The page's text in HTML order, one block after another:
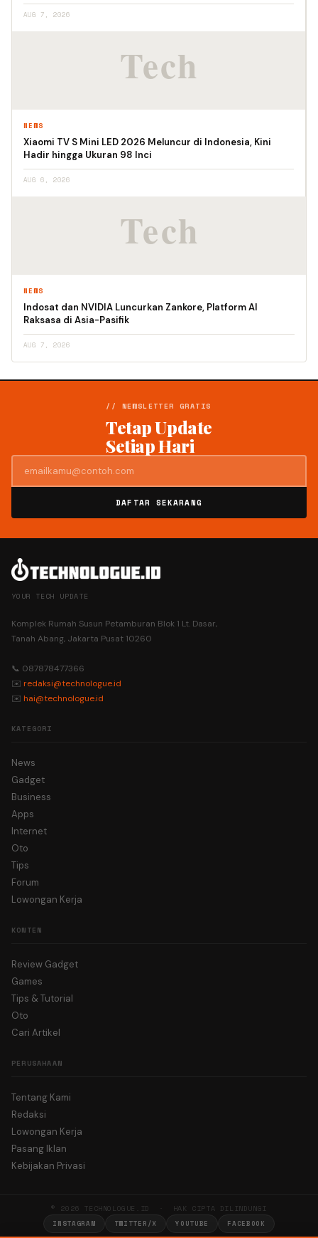
AUG 7, 2026
NEWS
Xiaomi TV S Mini LED 2026 Meluncur di Indonesia, Kini
Hadir hingga Ukuran 98 Inci
AUG 6, 2026
NEWS
Indosat dan NVIDIA Luncurkan Zankore, Platform AI
Raksasa di Asia-Pasifik
AUG 7, 2026
// NEWSLETTER GRATIS
Tetap Update
Setiap Hari
DAFTAR SEKARANG
YOUR TECH UPDATE
Komplek Rumah Susun Petamburan Blok 1 Lt. Dasar,
Tanah Abang, Jakarta Pusat 10260
📞 087878477366
✉️ redaksi@technologue.id
✉️ hai@technologue.id
KATEGORI
News
Gadget
Business
Apps
Internet
Oto
Tips
Forum
Lowongan Kerja
KONTEN
Review Gadget
Games
Tips & Tutorial
Oto
Cari Artikel
PERUSAHAAN
Tentang Kami
Redaksi
Lowongan Kerja
Pasang Iklan
Kebijakan Privasi
© 2026 TECHNOLOGUE.ID · HAK CIPTA DILINDUNGI
INSTAGRAM TWITTER/X YOUTUBE FACEBOOK